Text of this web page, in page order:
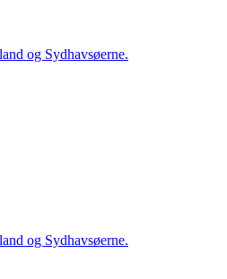
og Sydhavsøerne.
og Sydhavsøerne.